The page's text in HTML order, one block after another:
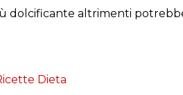
dolcificante altrimenti
Dieta